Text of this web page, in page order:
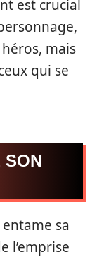
est crucial
mais
qui se
SON
entame sa
l’emprise